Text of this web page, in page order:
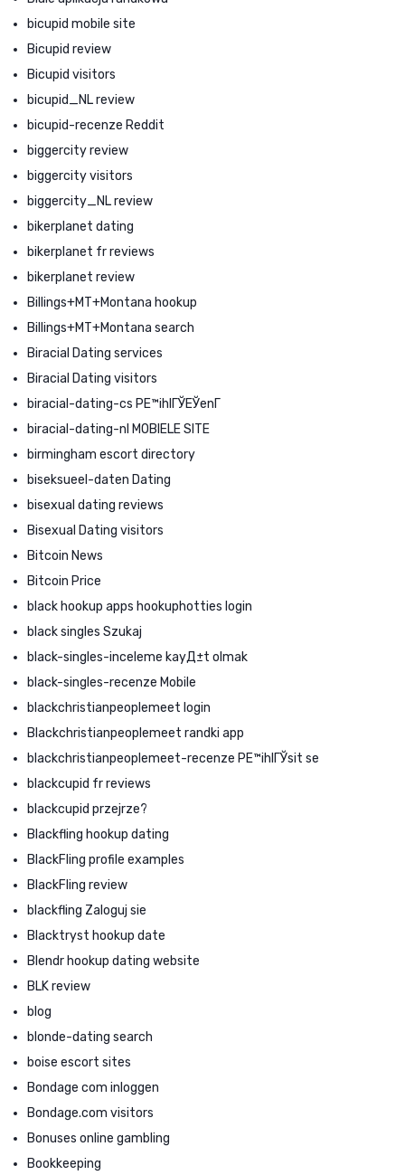
bicupid mobile site
Bicupid review
Bicupid visitors
bicupid_NL review
bicupid-recenze Reddit
biggercity review
biggercity visitors
biggercity_NL review
bikerplanet dating
bikerplanet fr reviews
bikerplanet review
Billings+MT+Montana hookup
Billings+MT+Montana search
Biracial Dating services
Biracial Dating visitors
biracial-dating-cs PЕ™ihlГЎЕЎenГ­
biracial-dating-nl MOBIELE SITE
birmingham escort directory
biseksueel-daten Dating
bisexual dating reviews
Bisexual Dating visitors
Bitcoin News
Bitcoin Price
black hookup apps hookuphotties login
black singles Szukaj
black-singles-inceleme kayД±t olmak
black-singles-recenze Mobile
blackchristianpeoplemeet login
Blackchristianpeoplemeet randki app
blackchristianpeoplemeet-recenze PЕ™ihlГЎsit se
blackcupid fr reviews
blackcupid przejrze?
Blackfling hookup dating
BlackFling profile examples
BlackFling review
blackfling Zaloguj sie
Blacktryst hookup date
Blendr hookup dating website
BLK review
blog
blonde-dating search
boise escort sites
Bondage com inloggen
Bondage.com visitors
Bonuses online gambling
Bookkeeping